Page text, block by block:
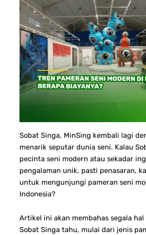
Sobat Singa, MinSing kembali lagi
menarik seputar dunia seni. Kalau
pecinta seni modern atau sekadar
pengalaman unik, pasti penasaran,
untuk mengunjungi pameran seni
Indonesia?
Artikel ini akan membahas segala
Sobat Singa tahu, mulai dari jenis